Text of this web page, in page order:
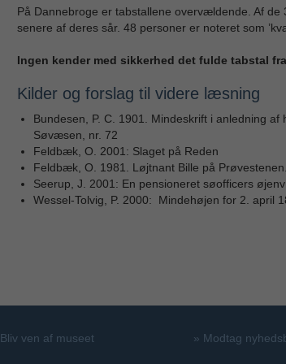
På Dannebroge er tabstallene overvældende. Af
senere af deres sår. 48 personer er noteret som
Ingen kender med sikkerhed det fulde tabstal
Kilder og forslag til videre læsning
Bundesen, P. C. 1901. Mindeskrift i anledning
Søvæsen, nr. 72
Feldbæk, O. 2001: Slaget på Reden
Feldbæk, O. 1981. Løjtnant Bille på
Seerup, J. 2001: En pensioneret søofficers
Wessel-Tolvig, P. 2000: Mindehøjen for 2. april
Bliv ven af museet » Modtag